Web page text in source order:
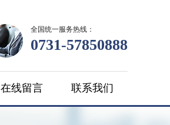
全国统一服务热线：
0731-57850888
在线留言 联系我们